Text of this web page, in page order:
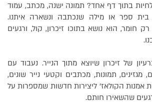
לחיות בתוך דף אחד? תמונה ישנה, מכתב, עמוד
בית ספר או מילה שנכתבה ונשארה איתנו.
חומר, הוא נושא בתוכו זיכרון, קול, ורגעים
של זיכרון שיוצא מתוך הנייר. נעבוד עם
מגזינים, תמונות, מכתבים וקטעי נייר שונים,
אמנות הקולאז׳ ליצירות חדשות שמספרות על
שהשאירו חותם.